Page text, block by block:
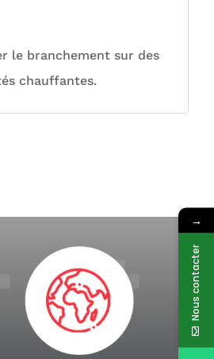
le branchement sur des
chauffantes.
→
Nous contacter